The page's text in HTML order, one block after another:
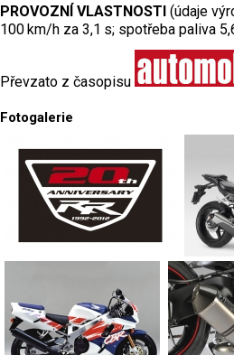
PROVOZNÍ VLASTNOSTI(údaje
100 km/h za 3,1 s; spotřeba paliva
Převzato z časopisu
Fotogalerie